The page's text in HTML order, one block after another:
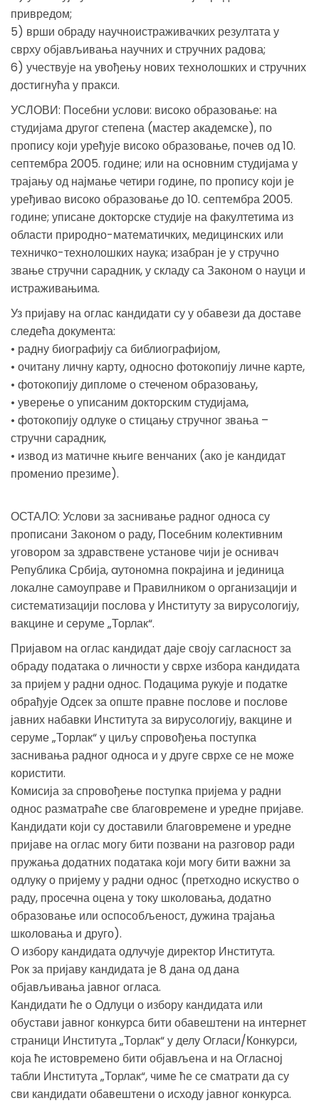
привредом;
5) врши обраду научноистраживачких резултата у
сврху објављивања научних и стручних радова;
6) учествује на увођењу нових технолошких и стручних
достигнућа у пракси.
УСЛОВИ: Посебни услови: високо образовање: на
студијама другог степена (мастер академске), по
пропису који уређује високо образовање, почев од 10.
септембра 2005. године; или на основним студијама у
трајању од најмање четири године, по пропису који је
уређивао високо образовање до 10. септембра 2005.
године; уписане докторске студије на факултетима из
области природно-математичких, медицинских или
техничко-технолошких наука; изабран је у стручно
звање стручни сарадник, у складу са Законом о науци и
истраживањима.
Уз пријаву на оглас кандидати су у обавези да доставе
следећа документа:
• радну биографију са библиографијом,
• очитану личну карту, односно фотокопију личне карте,
• фотокопију дипломе о стеченом образовању,
• уверење о уписаним докторским студијама,
• фотокопију одлуке о стицању стручног звања –
стручни сарадник,
• извод из матичне књиге венчаних (ако је кандидат
променио презиме).
ОСТАЛО: Услови за заснивање радног односа су
прописани Законом о раду, Посебним колективним
уговором за здравствене установе чији је оснивач
Република Србија, aутономна покрајина и јединица
локалне самоуправе и Правилником о организацији и
систематизацији послова у Институту за вирусологију,
вакцине и серуме „Торлак“.
Пријавом на оглас кандидат даје своју сагласност за
обраду података о личности у сврхе избора кандидата
за пријем у радни однос. Подацима рукује и податке
обрађује Одсек за опште правне послове и послове
јавних набавки Института за вирусологију, вакцине и
серуме „Торлак“ у циљу спровођења поступка
заснивања радног односа и у друге сврхе се не може
користити.
Комисија за спровођење поступка пријема у радни
однос разматраће све благовремене и уредне пријаве.
Кандидати који су доставили благовремене и уредне
пријаве на оглас могу бити позвани на разговор ради
пружања додатних података који могу бити важни за
одлуку о пријему у радни однос (претходно искуство о
раду, просечна оцена у току школовања, додатно
образовање или оспособљеност, дужина трајања
школовања и друго).
О избору кандидата одлучује директор Института.
Рок за пријаву кандидата је 8 дана од дана
објављивања јавног огласа.
Кандидати ће о Одлуци о избору кандидата или
обустави јавног конкурса бити обавештени на интернет
страници Института „Торлак“ у делу Огласи/Конкурси,
која ће истовремено бити објављена и на Огласној
табли Института „Торлак“, чиме ће се сматрати да су
сви кандидати обавештени о исходу јавног конкурса.